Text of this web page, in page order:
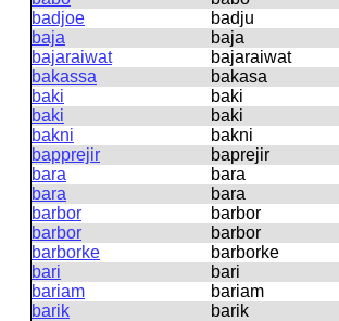
badjoe
badju
baja
baja
bajaraiwat
bajaraiwat
bakassa
bakasa
baki
baki
baki
baki
bakni
bakni
bapprejir
baprejir
bara
bara
bara
bara
barbor
barbor
barbor
barbor
barborke
barborke
bari
bari
bariam
bariam
barik
barik